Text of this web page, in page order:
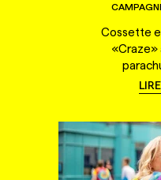
Cossette
«Craze»